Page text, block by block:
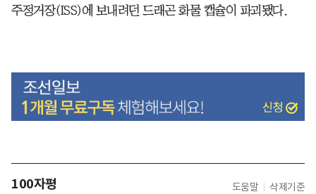
주정거장(ISS)에 보내려던 드래곤 화물 캡슐이 파괴됐다.
100자평 도움말 삭제기준